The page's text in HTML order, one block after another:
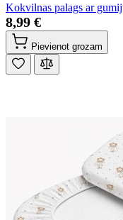
Kokvilnas palags ar
8,99 €
Pievienot grozam